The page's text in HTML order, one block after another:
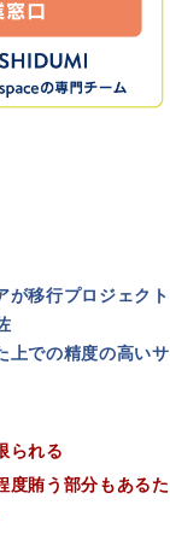
移行プロジェクト
での精度の高いサ
られる
賄う部分もあるた